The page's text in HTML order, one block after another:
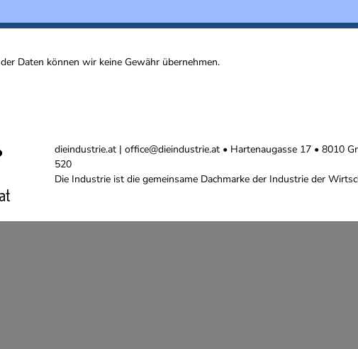
Daten können wir keine Gewähr übernehmen.
dieindustrie.at | office@dieindustrie.at • Hartenaugasse 17 • 8010
520
Die Industrie ist die gemeinsame Dachmarke der Industrie der